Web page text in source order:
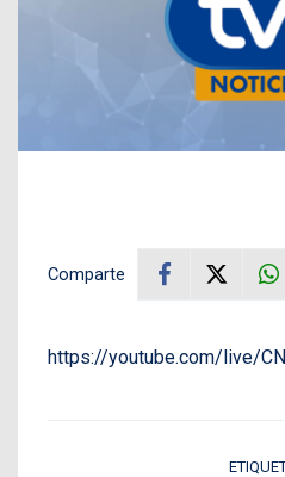
Comparte
https://youtube.com/live/